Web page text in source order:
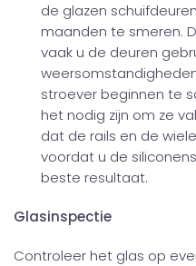
de glazen
maanden te smeren.
vaak u de deuren
stroever beginnen te
het nodig zijn om ze
dat de rails en de
voordat u de
beste resultaat.
Glasinspectie
Controleer het glas op